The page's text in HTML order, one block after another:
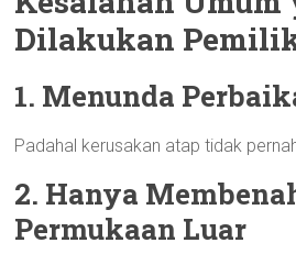
Dilakukan
1. Menunda
Padahal kerusakan atap tidak
2. Hanya
Permukaan Luar